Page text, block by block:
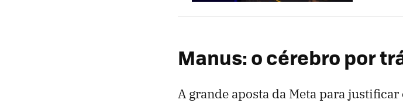
Manus: o cérebro por
A grande aposta da Meta para